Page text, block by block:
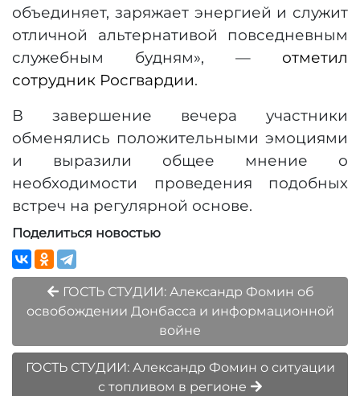
объединяет, заряжает энергией и служит
отличной альтернативой повседневным
служебным будням», — отметил
сотрудник Росгвардии.
В завершение вечера участники
обменялись положительными эмоциями
и выразили общее мнение о
необходимости проведения подобных
встреч на регулярной основе.
Поделиться новостью
ГОСТЬ СТУДИИ: Александр Фомин об
освобождении Донбасса и информационной
войне
ГОСТЬ СТУДИИ: Александр Фомин о ситуации
с топливом в регионе